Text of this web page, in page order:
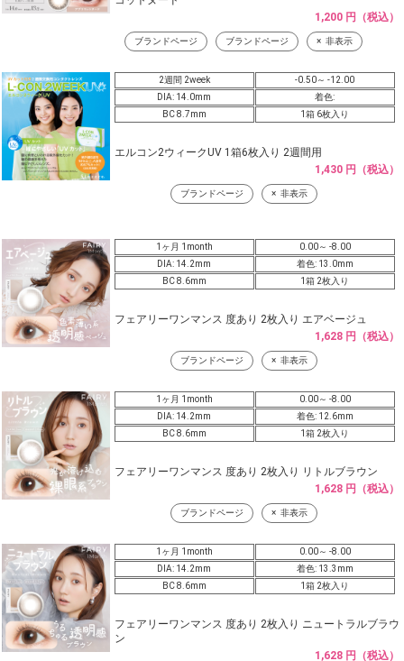
1,200 円（税込）
ブランドページ ブランドページ 非表示
2週間 2week
-0.50～ -12.00
DIA: 14.0mm
着色:
BC 8.7mm
1箱 6枚入り
エルコン2ウィークUV 1箱6枚入り 2週間用
1,430 円（税込）
ブランドページ 非表示
1ヶ月 1month
0.00～ -8.00
DIA: 14.2mm
着色: 13.0mm
BC 8.6mm
1箱 2枚入り
フェアリーワンマンス 度あり 2枚入り エアベージュ
1,628 円（税込）
ブランドページ 非表示
1ヶ月 1month
0.00～ -8.00
DIA: 14.2mm
着色: 12.6mm
BC 8.6mm
1箱 2枚入り
フェアリーワンマンス 度あり 2枚入り リトルブラウン
1,628 円（税込）
ブランドページ 非表示
1ヶ月 1month
0.00～ -8.00
DIA: 14.2mm
着色: 13.3mm
BC 8.6mm
1箱 2枚入り
フェアリーワンマンス 度あり 2枚入り ニュートラルブラウ
ン
1,628 円（税込）